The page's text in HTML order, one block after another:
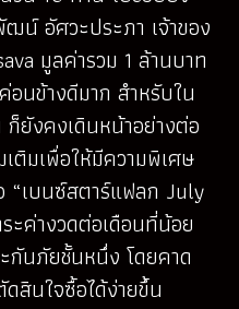
อัศวะประภา เจ้าของ
มูลค่ารวม 1 ล้านบาท
อนข้างดีมาก สำหรับใน
ยังคงเดินหน้าอย่างต่อ
ติมเพื่อให้มีความพิเศษ
“เบนซ์สตาร์แฟลก July
ะค่างวดต่อเดือนที่น้อย
กันภัยชั้นหนึ่ง โดยคาด
สินใจซื้อได้ง่ายขึ้น